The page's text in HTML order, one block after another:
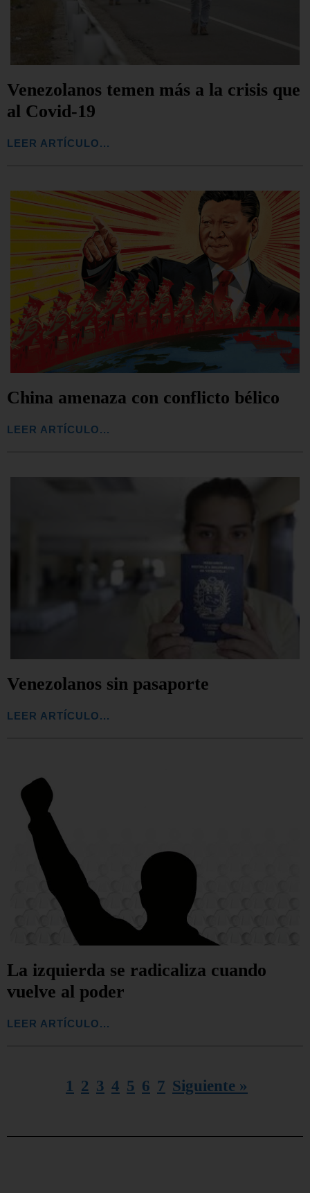
Venezolanos temen más a la crisis que
al Covid-19
LEER ARTÍCULO...
China amenaza con conflicto bélico
LEER ARTÍCULO...
Venezolanos sin pasaporte
LEER ARTÍCULO...
La izquierda se radicaliza cuando
vuelve al poder
LEER ARTÍCULO...
1 2 3 4 5 6 7 Siguiente »